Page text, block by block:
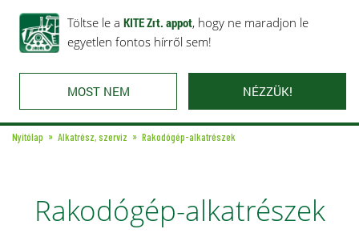
Töltse le a KITE Zrt. appot, hogy ne maradjon le
egyetlen fontos hírről sem!
MOST NEM NÉZZÜK!
Rólunk Ajánlataink Karrier Kapcsolat
Nyitólap Alkatrész, szerviz Rakodógép-alkatrészek
Rakodógép-alkatrészek